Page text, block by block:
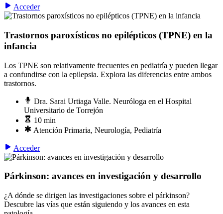
Acceder
Trastornos paroxísticos no epilépticos (TPNE) en la
infancia
Los TPNE son relativamente frecuentes en pediatría y pueden llegar
a confundirse con la epilepsia. Explora las diferencias entre ambos
trastornos.
Dra. Sarai Urtiaga Valle. Neuróloga en el Hospital
Universitario de Torrejón
10 min
Atención Primaria, Neurología, Pediatría
Acceder
Párkinson: avances en investigación y desarrollo
¿A dónde se dirigen las investigaciones sobre el párkinson?
Descubre las vías que están siguiendo y los avances en esta